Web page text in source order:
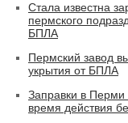
Стала известна
пермского
БПЛА
Пермский завод
укрытия от БПЛА
Заправки в Перми
время действия